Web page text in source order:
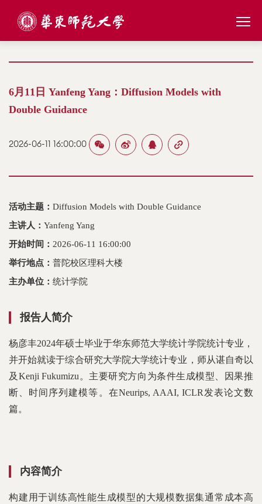
6月11日 Yanfeng Yang：Diffusion Models with
Double Guidance
2026-06-11 16:00:00
活动主题： Diffusion Models with Double Guidance
主讲人： Yanfeng Yang
开始时间： 2026-06-11 16:00:00
举行地点： 普陀校区理科大楼
主办单位： 统计学院
报告人简介
杨彦丰2024年硕士毕业于华东师范大学统计学院统计专业，
并开始就读于综合研究大学院大学统计专业，师从谌自奇以
及Kenji Fukumizu。主要研究方向为条件生成模型、因果推
断、时间序列建模等。在Neurips, AAAI, ICLR发表论文数
篇。
内容简介
构建用于训练高性能生成模型的大规模数据集通常成本高